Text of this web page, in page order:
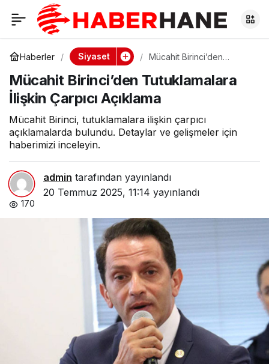
Haberler Siyaset
Mücahit Birinci’den
Çarpıcı Açıklama
Mücahit Birinci’den Tutuklamalara
İlişkin Çarpıcı Açıklama
Mücahit Birinci, tutuklamalara ilişkin çarpıcı
açıklamalarda bulundu. Detaylar ve gelişmeler için
haberimizi inceleyin.
admin tarafından yayınlandı
20 Temmuz 2025, 11:14 yayınlandı
170
Mücahit Birinci’den
Tutuklamalara İlişkin
Çarpıcı Açıklama